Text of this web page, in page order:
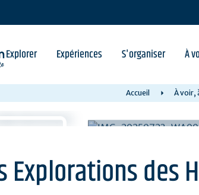
Explorer Expériences S'organiser À
Accueil À voir,
Explorations des